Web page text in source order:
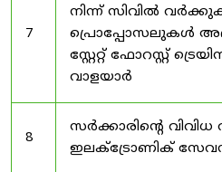
7
നിന്ന് സിവിൽ
പ്രൊപ്പോസലുകൾ
സ്റ്റേറ്റ് ഫോറസ്റ്റ്
വാളയാർ
8
സർക്കാരിന്റെ
ഇലക്ട്രോണിക്